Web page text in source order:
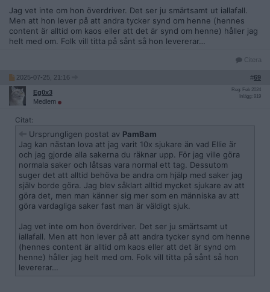
Jag vet inte om hon överdriver. Det ser ju smärtsamt ut iallafall.
Men att hon lever på att andra tycker synd om henne (hennes
content är alltid om kaos eller att det är synd om henne) håller jag
helt med om. Folk vill titta på sånt så hon levererar…
Citera
2025-07-25, 21:16 #69
Eg0x3
Medlem
Reg: Feb 2024
Inlägg: 919
Citat:
Ursprungligen postat av PamBam
Jag kan nästan lova att jag varit 10x sjukare än vad Ellie är
och jag gjorde alla sakerna du räknar upp. För jag ville göra
normala saker och låtsas vara normal ett tag. Dessutom
suger det att alltid behöva be andra om hjälp med saker jag
själv borde göra. Jag blev såklart alltid mycket sjukare av att
göra det, men man känner sig mer som en människa av att
göra vardagliga saker fast man är väldigt sjuk.
Jag vet inte om hon överdriver. Det ser ju smärtsamt ut
iallafall. Men att hon lever på att andra tycker synd om henne
(hennes content är alltid om kaos eller att det är synd om
henne) håller jag helt med om. Folk vill titta på sånt så hon
levererar…